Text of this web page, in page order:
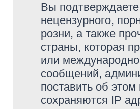
Вы
нецензурного,
розни, а также
страны, которая
или
сообщений,
поставить об
сохраняются IP